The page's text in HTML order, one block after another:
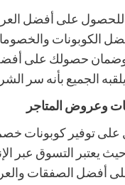
للحصول على أفضل
أفضل الكوبونات
حصولك على
الجميع بأنه سر
وعروض المتاجر
على توفير كوبونات
يعتبر التسوق عبر
أفضل الصفقات